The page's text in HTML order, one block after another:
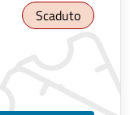
Scaduto